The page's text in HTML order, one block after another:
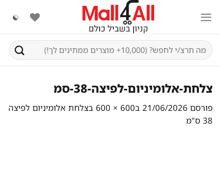
content
חיפוש
עבור:
צלחת-אלומיניום-לפיצה-38-סמ
פורסם 21/06/2026 ב600 × 600 בצלחת אלומיניום לפיצה
38 ס"מ